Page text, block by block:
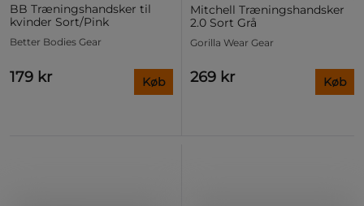
BB Træningshandsker til
kvinder Sort/Pink
Better Bodies Gear
179 kr Køb
Mitchell Træningshandsker
2.0 Sort Grå
Gorilla Wear Gear
269 kr Køb